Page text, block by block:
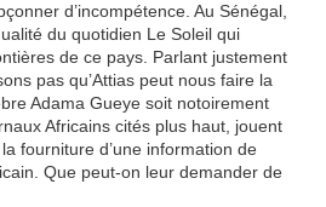
d’incompétence. Au Sénégal,
du quotidien Le Soleil qui
de ce pays. Parlant justement
pas qu’Attias peut nous faire la
Adama Gueye soit notoirement
Africains cités plus haut, jouent
fourniture d’une information de
Que peut-on leur demander de